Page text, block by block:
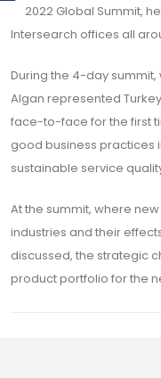
2022 Global Summit,
Intersearch offices all
During the 4-day
Algan represented
face-to-face for the first
good business practices
sustainable service
At the summit, where
industries and their
discussed, the strategic
product portfolio for the